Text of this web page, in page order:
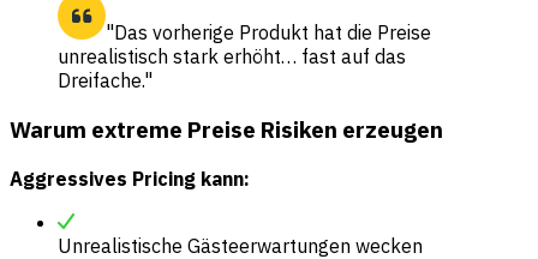
"Das vorherige Produkt hat die Preise
unrealistisch stark erhöht… fast auf das
Dreifache."
Warum extreme Preise Risiken erzeugen
Aggressives Pricing kann:
Unrealistische Gästeerwartungen wecken